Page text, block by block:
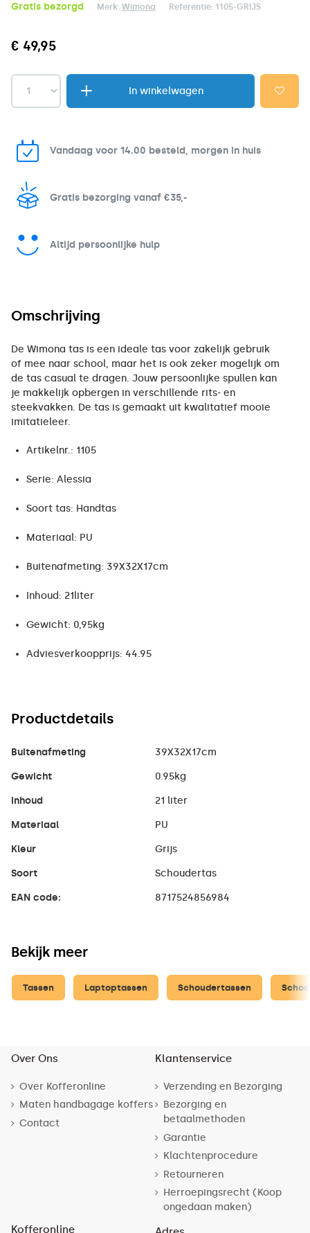
Gratis bezorgd Merk: Wimona Referentie: 1105-GRIJS
€ 49,95
In winkelwagen
Vandaag voor 14.00 besteld, morgen in huis
Gratis bezorging vanaf €35,-
Altijd persoonlijke hulp
Omschrijving
De Wimona tas is een ideale tas voor zakelijk gebruik
of mee naar school, maar het is ook zeker mogelijk om
de tas casual te dragen. Jouw persoonlijke spullen kan
je makkelijk opbergen in verschillende rits- en
steekvakken. De tas is gemaakt uit kwalitatief mooie
imitatieleer.
Artikelnr.: 1105
Serie: Alessia
Soort tas: Handtas
Materiaal: PU
Buitenafmeting: 39X32X17cm
Inhoud: 21liter
Gewicht: 0,95kg
Adviesverkoopprijs: 44.95
Productdetails
Buitenafmeting 39X32X17cm
Gewicht 0.95kg
Inhoud 21 liter
Materiaal PU
Kleur Grijs
Soort Schoudertas
EAN code: 8717524856984
Bekijk meer
Tassen Laptoptassen Schoudertassen
Over Ons
Over Kofferonline
Maten handbagage koffers
Contact
Klantenservice
Verzending en Bezorging
Bezorging en
betaalmethoden
Garantie
Klachtenprocedure
Retourneren
Herroepingsrecht (Koop
ongedaan maken)
Kofferonline